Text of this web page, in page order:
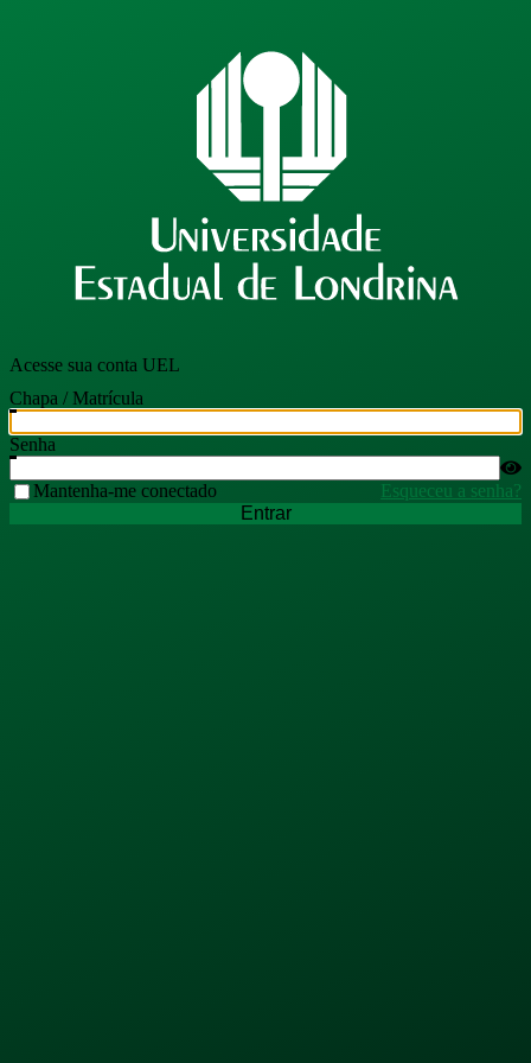
Acesse sua conta UEL
Chapa / Matrícula
Senha
Mantenha-me conectado
Esqueceu a senha?
Entrar